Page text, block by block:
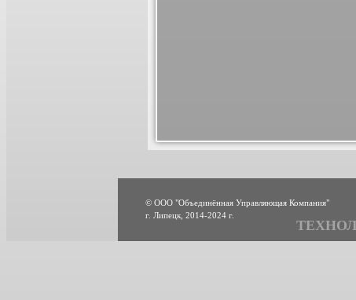
© ООО "Объединённая Управляющая Компания"
г. Липецк, 2014-2024 г.